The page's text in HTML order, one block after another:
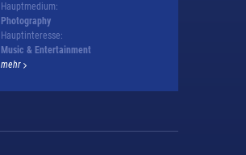
Hauptmedium:
Photography
Hauptinteresse:
Music & Entertainment
mehr